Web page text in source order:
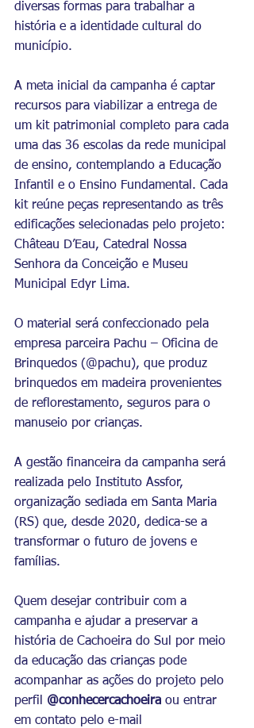
diversas formas para trabalhar a
história e a identidade cultural do
município.
A meta inicial da campanha é captar
recursos para viabilizar a entrega de
um kit patrimonial completo para cada
uma das 36 escolas da rede municipal
de ensino, contemplando a Educação
Infantil e o Ensino Fundamental. Cada
kit reúne peças representando as três
edificações selecionadas pelo projeto:
Château D’Eau, Catedral Nossa
Senhora da Conceição e Museu
Municipal Edyr Lima.
O material será confeccionado pela
empresa parceira Pachu – Oficina de
Brinquedos (@pachu), que produz
brinquedos em madeira provenientes
de reflorestamento, seguros para o
manuseio por crianças.
A gestão financeira da campanha será
realizada pelo Instituto Assfor,
organização sediada em Santa Maria
(RS) que, desde 2020, dedica-se a
transformar o futuro de jovens e
famílias.
Quem desejar contribuir com a
campanha e ajudar a preservar a
história de Cachoeira do Sul por meio
da educação das crianças pode
acompanhar as ações do projeto pelo
perfil
@conhecercachoeira ou entrar
em contato pelo e-mail